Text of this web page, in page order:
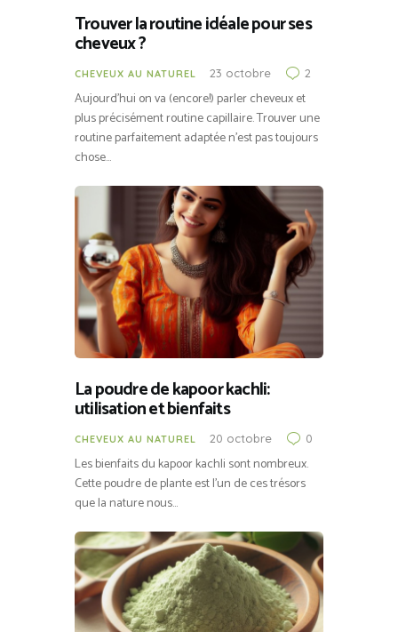
Trouver la routine idéale pour ses
cheveux ?
CHEVEUX AU NATUREL 23 octobre 2
Aujourd’hui on va (encore!) parler cheveux et
plus précisément routine capillaire. Trouver une
routine parfaitement adaptée n’est pas toujours
chose…
La poudre de kapoor kachli:
utilisation et bienfaits
CHEVEUX AU NATUREL 20 octobre 0
Les bienfaits du kapoor kachli sont nombreux.
Cette poudre de plante est l’un de ces trésors
que la nature nous…